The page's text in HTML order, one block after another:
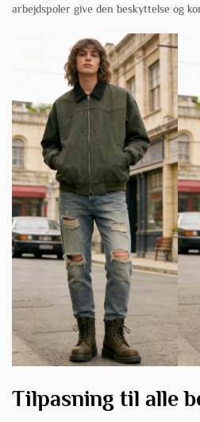
arbejdspoler give den beskyttelse og
Tilpasning til alle